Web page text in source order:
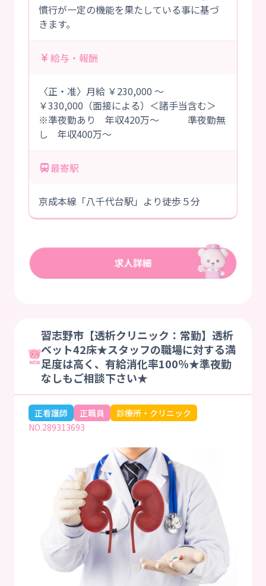
慣行が一定の機能を果たしている事に基づ
きます。
給与・報酬
〈正・准〉月給 ￥230,000 ～
￥330,000（面接による）＜諸手当含む＞
※準夜勤あり 年収420万～ 準夜勤無
し 年収400万～
最寄駅
京成本線「八千代台駅」より徒歩５分
習志野市【透析クリニック：常勤】透析
ベット42床★スタッフの職場に対する満
足度は高く、有給消化率100％★準夜勤
なしもご相談下さい★
正看護師 正職員
診療所・クリニック
NO.289313693